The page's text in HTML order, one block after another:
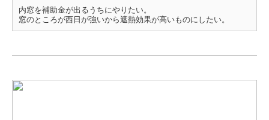
内窓を補助金が出るうちにやりたい。
窓のところが西日が強いから遮熱効果が高いものにしたい。